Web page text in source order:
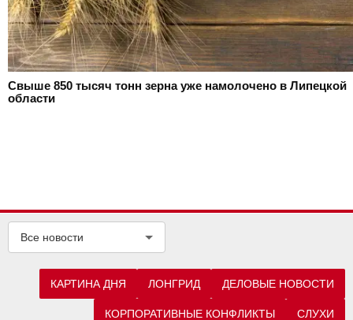
Свыше 850 тысяч тонн зерна уже намолочено в Липецкой
области
Все новости
КАРТИНА ДНЯ ЛОНГРИД ДЕЛОВЫЕ НОВОСТИ
КОРПОРАТИВНЫЕ КОНФЛИКТЫ СЛУХИ